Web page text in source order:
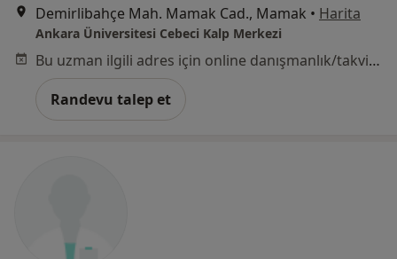
Demirlibahçe Mah. Mamak Cad., Mamak • Harita
Ankara Üniversitesi Cebeci Kalp Merkezi
Bu uzman ilgili adres için online danışmanlık/takvim sunmuyor.
Randevu talep et